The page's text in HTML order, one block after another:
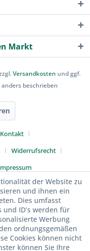
Markt
Versandkosten und ggf.
beschrieben
Kontakt
Widerrufsrecht
der Website zu
und ihnen ein
Dies umfasst
ID’s werden für
Werbung
ordnungsgemäßen
Cookies können nicht
können Sie Ihre